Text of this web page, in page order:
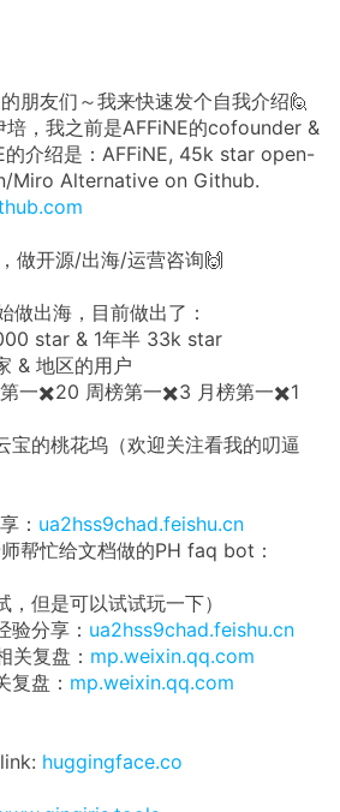
朋友们～我来快速发个自我介绍🙋
培，我之前是AFFiNE的cofounder &
的介绍是：AFFiNE, 45k star open-
Miro Alternative on Github.
做开源/出海/运营咨询🙌
做出海，目前做出了：
star & 1年半 33k star
& 地区的用户
一✖️20 周榜第一✖️3 月榜第一✖️1
宝的桃花坞（欢迎关注看我的叨逼
： ua2hss9chad.feishu.cn
师帮忙给文档做的PH faq bot：
，但是可以试试玩一下）
验分享： ua2hss9chad.feishu.cn
关复盘： mp.weixin.qq.com
复盘： mp.weixin.qq.com
huggingface.co